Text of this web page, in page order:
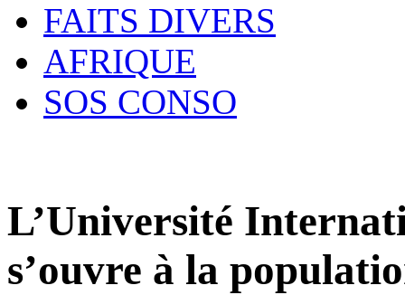
FAITS DIVERS
AFRIQUE
SOS CONSO
L’Université
s’ouvre à la